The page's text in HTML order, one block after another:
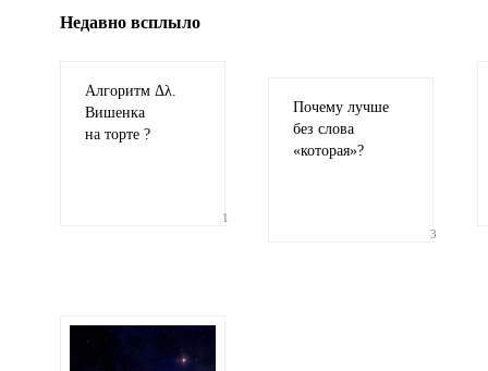
Недавно всплыло
Алгоритм Δλ.
Вишенка
на торте ?
1
Почему лучше
без слова
«которая»?
3